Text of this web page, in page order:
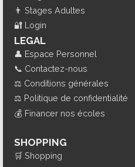
👨 Stages Adultes
🔐 Login
LEGAL
👤 Espace Personnel
📞 Contactez-nous
⚖️ Conditions générales
⚖️ Politique de confidentialité
💰 Financer nos écoles
SHOPPING
🛒 Shopping